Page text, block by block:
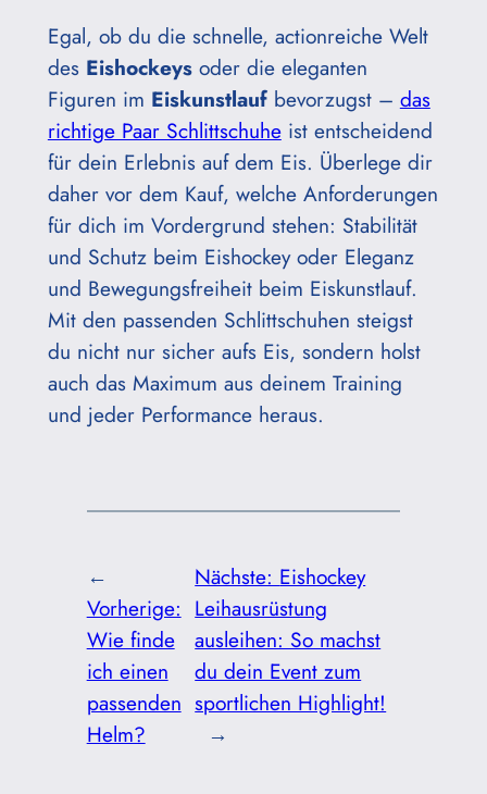
Egal, ob du die schnelle, actionreiche Welt
des Eishockeysoder die eleganten
Figuren im Eiskunstlaufbevorzugst – das
richtige Paar Schlittschuheist entscheidend
für dein Erlebnis auf dem Eis. Überlege dir
daher vor dem Kauf, welche Anforderungen
für dich im Vordergrund stehen: Stabilität
und Schutz beim Eishockey oder Eleganz
und Bewegungsfreiheit beim Eiskunstlauf.
Mit den passenden Schlittschuhen steigst
du nicht nur sicher aufs Eis, sondern holst
auch das Maximum aus deinem Training
und jeder Performance heraus.
←
Vorherige:
Wie finde
ich einen
passenden
Helm?
Nächste: Eishockey
Leihausrüstung
ausleihen: So machst
du dein Event zum
sportlichen Highlight!
→